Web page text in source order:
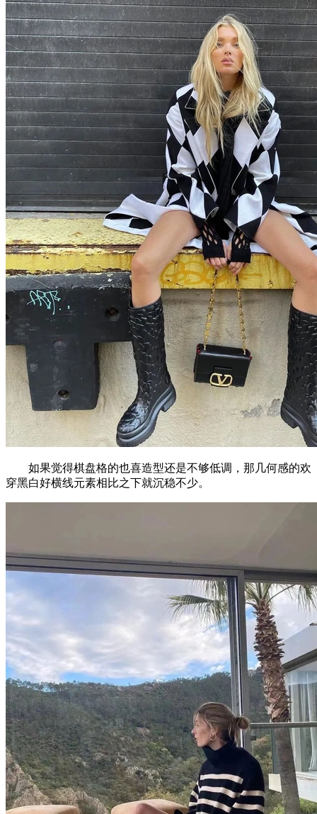
如果觉得棋盘格的也喜造型还是不够低调，那几何感的欢
穿黑白好横线元素相比之下就沉稳不少。